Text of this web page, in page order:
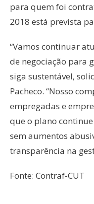
para quem foi
2018 está prevista
“Vamos continuar
de negociação para
siga sustentável,
Pacheco. “Nosso
empregadas e
que o plano
sem aumentos
transparência na
Fonte: Contraf-CUT